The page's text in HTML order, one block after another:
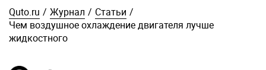
Quto.ru / Журнал / Статьи /
Чем воздушное охлаждение двигателя лучше
жидкостного